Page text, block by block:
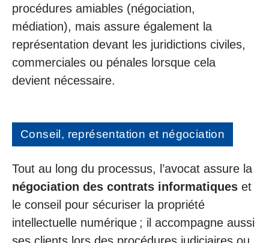
procédures amiables (négociation,
médiation), mais assure également la
représentation devant les juridictions civiles,
commerciales ou pénales lorsque cela
devient nécessaire.
Conseil, représentation et négociation
Tout au long du processus, l’avocat assure la
négociation des contrats informatiques et
le conseil pour sécuriser la propriété
intellectuelle numérique ; il accompagne aussi